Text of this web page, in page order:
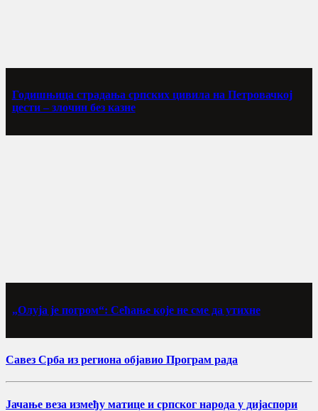
Годишњица страдања српских цивила на Петровачкој
цести – злочин без казне
„Олуја је погром“: Сећање које не сме да утихне
Савез Срба из региона објавио Програм рада
Јачање веза између матице и српског народа у дијаспори